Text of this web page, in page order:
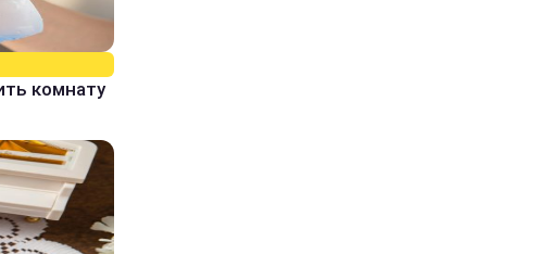
комнату